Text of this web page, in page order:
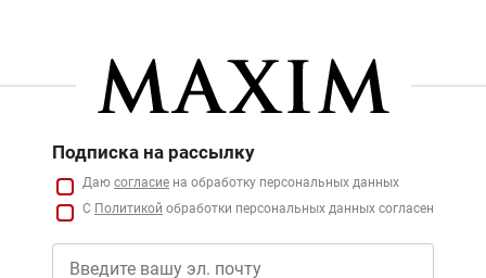
Подписка на рассылку
Даю согласие на обработку персональных данных
С Политикой обработки персональных данных согласен